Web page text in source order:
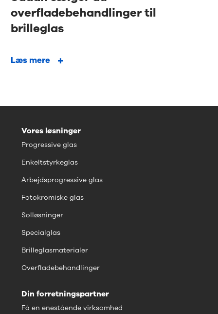
overfladebehandlinger til
brilleglas
Læs mere
Vores løsninger
Progressive glas
Enkeltstyrkeglas
Arbejdsprogressive glas
Fotokromiske glas
Solløsninger
Specialglas
Brilleglasmaterialer
Overfladebehandlinger
Din forretningspartner
Få en enestående virksomhed